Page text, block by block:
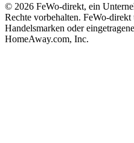
© 2026 FeWo-direkt, ein
Rechte vorbehalten. FeWo-
Handelsmarken oder
HomeAway.com, Inc.